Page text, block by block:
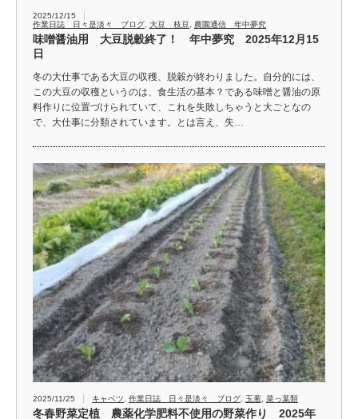
2025/12/15
作業日誌 日々是淡々 ブログ 大豆 枝豆 農園通信 年中夢究
味噌醤油用 大豆脱穀終了！ 年中夢究 2025年12月15
日
冬の大仕事である大豆の収穫、脱穀が終わりました。自分的には、
この大豆の収穫というのは、食生活の基本？である味噌と醤油の原
料作りに位置づけられていて、これを失敗しちゃうと大ごとなの
で、大仕事に分類されています。とは言え、失…
2025/11/25 キャベツ 作業日誌 日々是淡々 ブログ 玉葱 菜っ葉類
冬春野菜定植 農薬化学肥料不使用の野菜作り 2025年